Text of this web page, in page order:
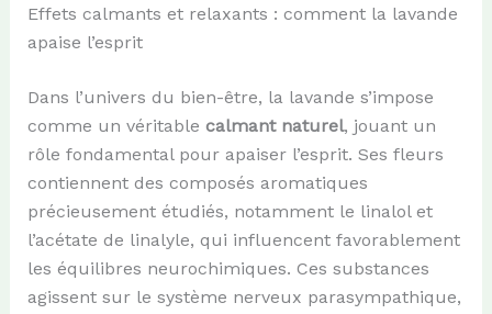
Effets calmants et relaxants : comment la lavande
apaise l’esprit
Dans l’univers du bien-être, la lavande s’impose
comme un véritable calmant naturel, jouant un
rôle fondamental pour apaiser l’esprit. Ses fleurs
contiennent des composés aromatiques
précieusement étudiés, notamment le linalol et
l’acétate de linalyle, qui influencent favorablement
les équilibres neurochimiques. Ces substances
agissent sur le système nerveux parasympathique,